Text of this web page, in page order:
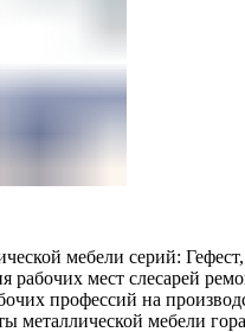
мебели серий:
рабочих мест слесарей
профессий на
металлической мебели